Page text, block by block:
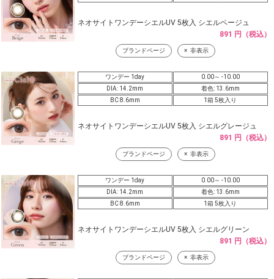
ネオサイトワンデーシエルUV 5枚入 シエルベージュ
891 円（税込）
ブランドページ 非表示
ワンデー 1day
0.00～ -10.00
DIA: 14.2mm
着色: 13.6mm
BC 8.6mm
1箱 5枚入り
ネオサイトワンデーシエルUV 5枚入 シエルグレージュ
891 円（税込）
ブランドページ 非表示
ワンデー 1day
0.00～ -10.00
DIA: 14.2mm
着色: 13.6mm
BC 8.6mm
1箱 5枚入り
ネオサイトワンデーシエルUV 5枚入 シエルグリーン
891 円（税込）
ブランドページ 非表示